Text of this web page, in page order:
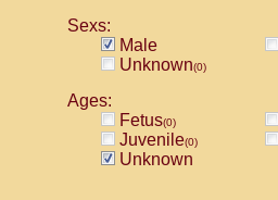
Sexs:
Male
Unknown(0)
Ages:
Fetus(0)
Juvenile(0)
Unknown